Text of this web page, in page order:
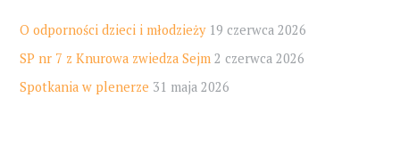
O odporności dzieci i młodzieży 19 czerwca 2026
SP nr 7 z Knurowa zwiedza Sejm 2 czerwca 2026
Spotkania w plenerze 31 maja 2026